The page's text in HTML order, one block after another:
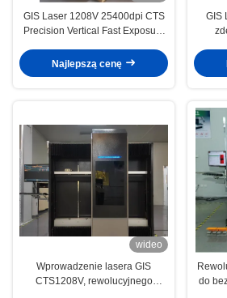
GIS Laser 1208V 25400dpi CTS
Precision Vertical Fast Exposure
ekranie
Najlepszą cenę
GIS
wideo
Wprowadzenie lasera GIS
CTS1208V, rewolucyjnego
do